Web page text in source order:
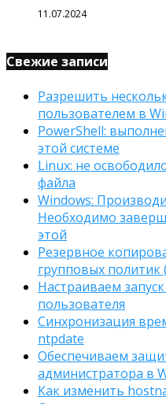
11.07.2024
Свежие записи
Разрешить
пользователем в
PowerShell:
этой системе
Linux: не
файла
Windows:
Необходимо
этой
Резервное
групповых политик
Настраиваем
пользователя
Синхронизация
ntpdate
Обеспечиваем
администратора в
Как изменить